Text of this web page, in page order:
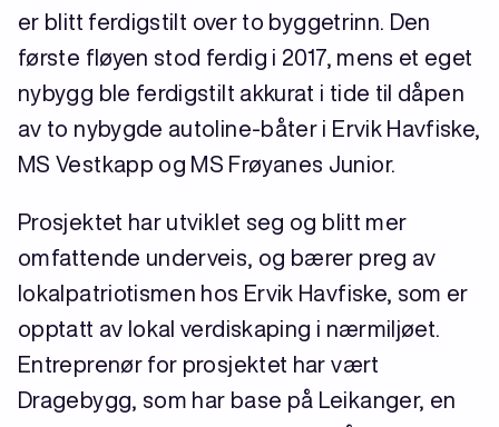
er blitt ferdigstilt over to byggetrinn. Den
første fløyen stod ferdig i 2017, mens et eget
nybygg ble ferdigstilt akkurat i tide til dåpen
av to nybygde autoline-båter i Ervik Havfiske,
MS Vestkapp og MS Frøyanes Junior.
Prosjektet har utviklet seg og blitt mer
omfattende underveis, og bærer preg av
lokalpatriotismen hos Ervik Havfiske, som er
opptatt av lokal verdiskaping i nærmiljøet.
Entreprenør for prosjektet har vært
Dragebygg, som har base på Leikanger, en